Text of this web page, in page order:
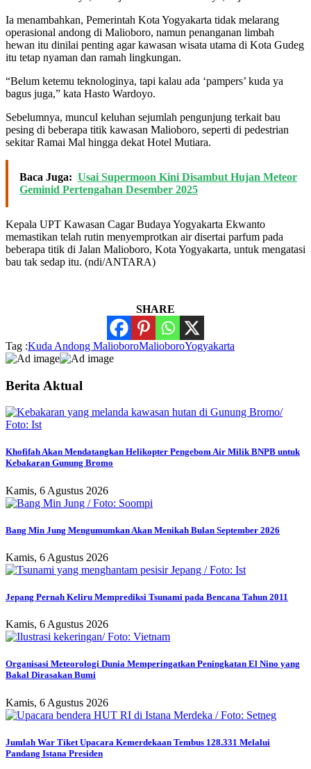
Ia menambahkan, Pemerintah Kota Yogyakarta tidak melarang
operasional andong di Malioboro, namun penanganan limbah
hewan itu dinilai penting agar kawasan wisata utama di Kota Gudeg
itu tetap nyaman dan ramah lingkungan.
“Belum ketemu teknologinya, tapi kalau ada ‘pampers’ kuda ya
bagus juga,” kata Hasto Wardoyo.
Sebelumnya, muncul keluhan sejumlah pengunjung terkait bau
pesing di beberapa titik kawasan Malioboro, seperti di pedestrian
sekitar Ramai Mal hingga dekat Hotel Mutiara.
Baca Juga: Usai Supermoon Kini Disambut Hujan Meteor
Geminid Pertengahan Desember 2025
Kepala UPT Kawasan Cagar Budaya Yogyakarta Ekwanto
memastikan telah rutin menyemprotkan air disertai parfum pada
beberapa titik di Jalan Malioboro, Kota Yogyakarta, untuk mengatasi
bau tak sedap itu. (ndi/ANTARA)
SHARE
Tag :Kuda Andong MalioboroMalioboroYogyakarta
Berita Aktual
Khofifah Akan Mendatangkan Helikopter Pengebom Air Milik BNPB untuk
Kebakaran Gunung Bromo
Kamis, 6 Agustus 2026
Bang Min Jung Mengumumkan Akan Menikah Bulan September 2026
Kamis, 6 Agustus 2026
Jepang Pernah Keliru Memprediksi Tsunami pada Bencana Tahun 2011
Kamis, 6 Agustus 2026
Organisasi Meteorologi Dunia Memperingatkan Peningkatan El Nino yang
Bakal Dirasakan Bumi
Kamis, 6 Agustus 2026
Jumlah War Tiket Upacara Kemerdekaan Tembus 128.331 Melalui
Pandang Istana Presiden